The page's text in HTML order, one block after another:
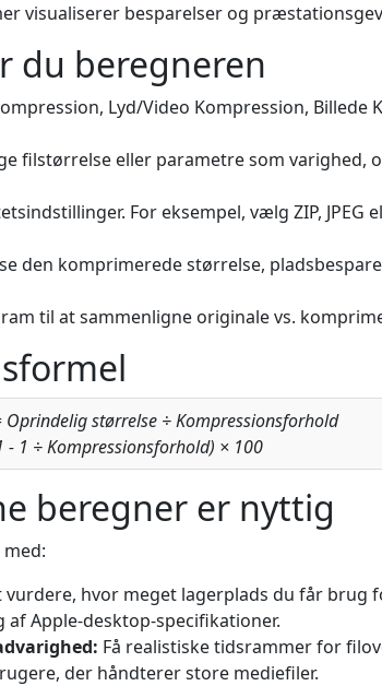
visualiserer besparelser og
du beregneren
Lyd/Video Kompression, Billede
filstørrelse eller parametre som varighed,
For eksempel, vælg ZIP, JPEG
den komprimerede størrelse,
til at sammenligne originale vs.
Oprindelig størrelse ÷ Kompressionsforhold
- 1 ÷ Kompressionsforhold) × 100
beregner er nyttig
vurdere, hvor meget lagerplads du får
Apple-desktop-specifikationer.
Få realistiske tidsrammer for
der håndterer store mediefiler.